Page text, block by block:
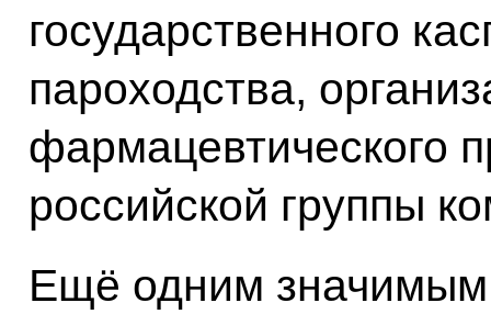
государственного
пароходства,
фармацевтического
российской группы
Ещё одним значимым